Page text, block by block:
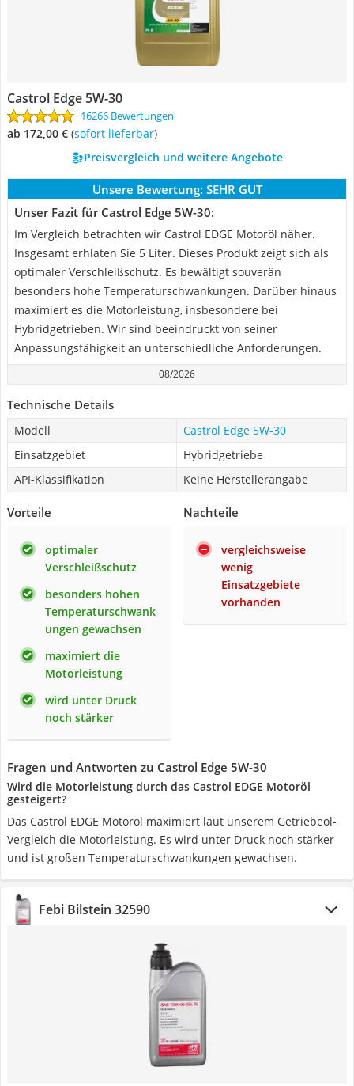
Castrol Edge 5W-30
16266 Bewertungen
ab 172,00 € ( Sofort lieferbar)
Preisvergleich und weitere Angebote
Unsere Bewertung: SEHR GUT
Unser Fazit für Castrol Edge 5W-30:
Im Vergleich betrachten wir Castrol EDGE Motoröl näher.
Insgesamt erhlaten Sie 5 Liter. Dieses Produkt zeigt sich als
optimaler Verschleißschutz. Es bewältigt souverän
besonders hohe Temperaturschwankungen. Darüber hinaus
maximiert es die Motorleistung, insbesondere bei
Hybridgetrieben. Wir sind beeindruckt von seiner
Anpassungsfähigkeit an unterschiedliche Anforderungen.
08/2026
Technische Details
Modell
Castrol Edge 5W-30
Einsatzgebiet
Hybridgetriebe
API-Klassifikation
Keine Herstellerangabe
Vorteile
optimaler
Verschleißschutz
besonders hohen
Temperaturschwank
ungen gewachsen
maximiert die
Motorleistung
wird unter Druck
noch stärker
Nachteile
vergleichsweise
wenig
Einsatzgebiete
vorhanden
Fragen und Antworten zu Castrol Edge 5W-30
Wird die Motorleistung durch das Castrol EDGE Motoröl
gesteigert?
Das Castrol EDGE Motoröl maximiert laut unserem Getriebeöl-
Vergleich die Motorleistung. Es wird unter Druck noch stärker
und ist großen Temperaturschwankungen gewachsen.
Febi Bilstein 32590